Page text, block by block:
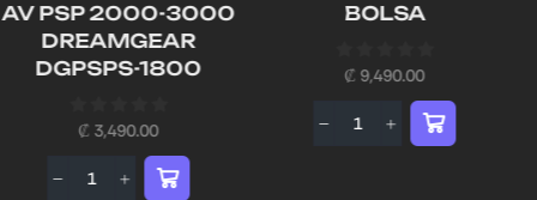
AV PSP 2000-3000
DREAMGEAR
DGPSPS-1800
₡ 3,490.00
BOLSA
₡ 9,490.00